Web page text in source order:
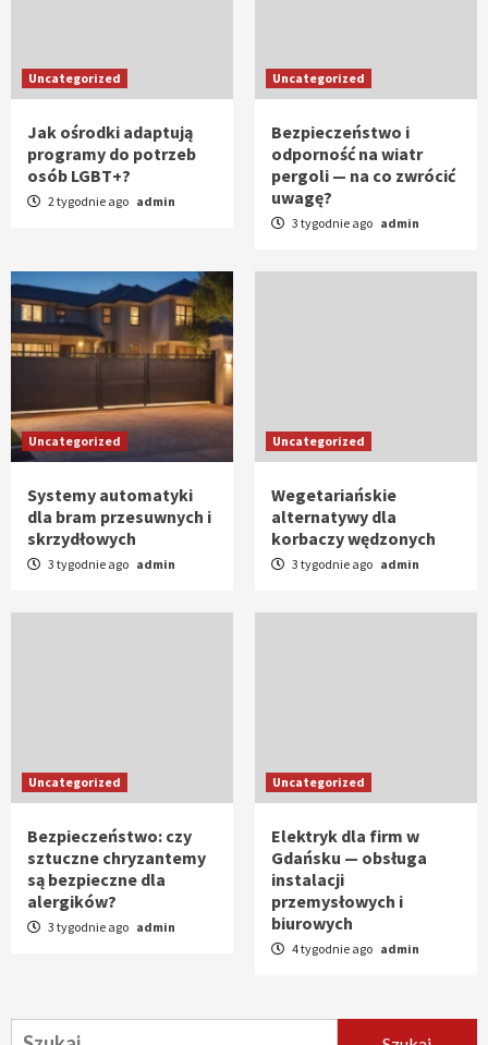
Uncategorized
Jak ośrodki adaptują
programy do potrzeb
osób LGBT+?
2 tygodnie ago admin
Uncategorized
Bezpieczeństwo i
odporność na wiatr
pergoli — na co zwrócić
uwagę?
3 tygodnie ago admin
Uncategorized
Systemy automatyki
dla bram przesuwnych i
skrzydłowych
3 tygodnie ago admin
Uncategorized
Wegetariańskie
alternatywy dla
korbaczy wędzonych
3 tygodnie ago admin
Uncategorized
Bezpieczeństwo: czy
sztuczne chryzantemy
są bezpieczne dla
alergików?
3 tygodnie ago admin
Uncategorized
Elektryk dla firm w
Gdańsku — obsługa
instalacji
przemysłowych i
biurowych
4 tygodnie ago admin
Szukaj: